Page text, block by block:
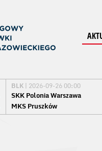
BLK | 2026-09-26 00:00
SKK Polonia Warszawa
MKS Pruszków